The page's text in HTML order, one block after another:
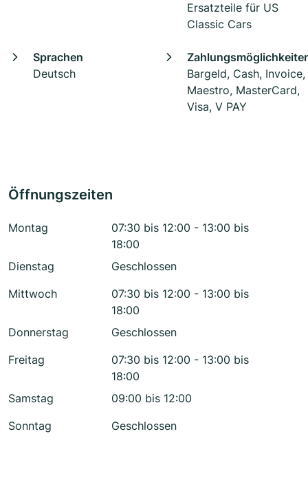
Ersatzteile für US
Classic Cars
Sprachen
Deutsch
Bargeld, Cash, Invoice,
Maestro, MasterCard,
Visa, V PAY
Öffnungszeiten
Montag
07:30 bis 12:00 - 13:00 bis
18:00
Dienstag
Geschlossen
Mittwoch
07:30 bis 12:00 - 13:00 bis
18:00
Donnerstag
Geschlossen
Freitag
07:30 bis 12:00 - 13:00 bis
18:00
Samstag
09:00 bis 12:00
Sonntag
Geschlossen